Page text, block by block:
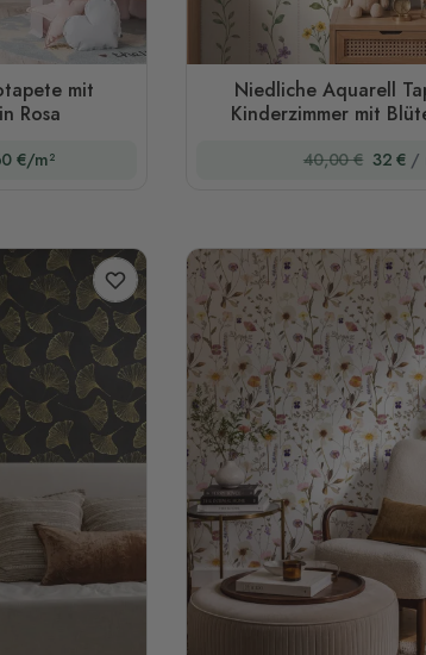
Hintergrund
Hintergrund
mit
Rosa
€/m²
Niedliche Aquarell
Kinderzimmer mit
40,00 € 32 € /